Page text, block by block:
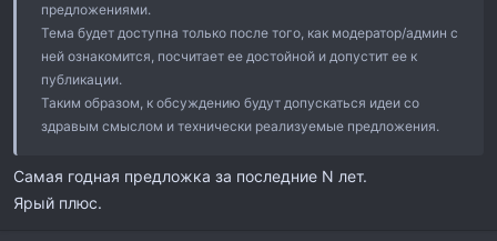
предложениями.
Тема будет доступна только после того, как модератор/админ с
ней ознакомится, посчитает ее достойной и допустит ее к
публикации.
Таким образом, к обсуждению будут допускаться идеи со
здравым смыслом и технически реализуемые предложения.
Самая годная предложка за последние N лет.
Ярый плюс.